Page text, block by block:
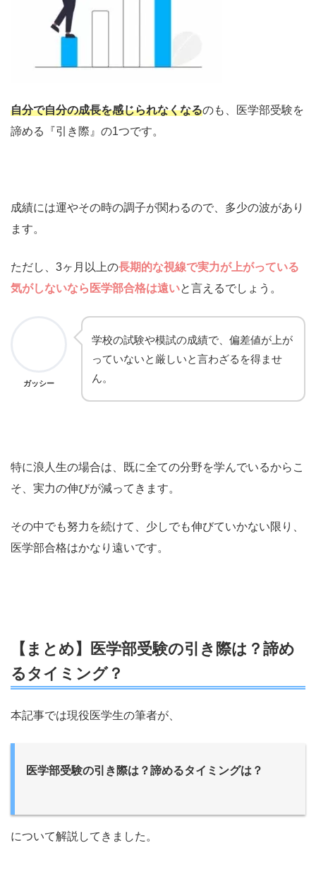
自分で自分の成長を感じられなくなるのも、医学部受験を
諦める『引き際』の1つです。
成績には運やその時の調子が関わるので、多少の波があり
ます。
ただし、3ヶ月以上の長期的な視線で実力が上がっている
気がしないなら医学部合格は遠いと言えるでしょう。
ガッシー
学校の試験や模試の成績で、偏差値が上が
っていないと厳しいと言わざるを得ませ
ん。
特に浪人生の場合は、既に全ての分野を学んでいるからこ
そ、実力の伸びが減ってきます。
その中でも努力を続けて、少しでも伸びていかない限り、
医学部合格はかなり遠いです。
【まとめ】医学部受験の引き際は？諦め
るタイミング？
本記事では現役医学生の筆者が、
医学部受験の引き際は？諦めるタイミングは？
について解説してきました。